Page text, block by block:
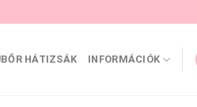
HÁTIZSÁK INFORMÁCIÓK